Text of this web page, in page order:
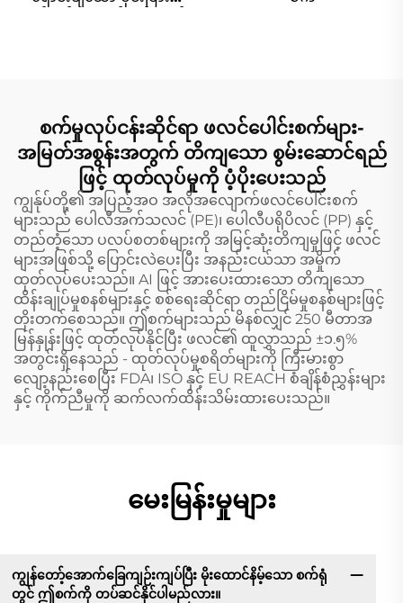
စက်မှုလုပ်ငန်းဆိုင်ရာ ဖလင်ပေါင်းစက်များ-
အမြတ်အစွန်းအတွက် တိကျသော စွမ်းဆောင်ရည်
ဖြင့် ထုတ်လုပ်မှုကို ပံ့ပိုးပေးသည်
ကျွန်ုပ်တို့၏ အပြည့်အဝ အလိုအလျောက်ဖလင်ပေါင်းစက်
များသည် ပေါလီအက်သလင် (PE)၊ ပေါလီပရိုပိလင် (PP) နှင့်
တည်တံ့သော ပလပ်စတစ်များကို အမြင့်ဆုံးတိကျမှုဖြင့် ဖလင်
များအဖြစ်သို့ ပြောင်းလဲပေးပြီး အနည်းငယ်သာ အမှိုက်
ထုတ်လုပ်ပေးသည်။ AI ဖြင့် အားပေးထားသော တိကျသော
ထိန်းချုပ်မှုစနစ်များနှင့် စစ်ရေးဆိုင်ရာ တည်ငြိမ်မှုစနစ်များဖြင့်
တိုးတက်စေသည်။ ဤစက်များသည် မိနစ်လျှင် 250 မီတာအ
မြန်နှုန်းဖြင့် ထုတ်လုပ်နိုင်ပြီး ဖလင်၏ ထူလွှာသည် ±၁.၅%
အတွင်းရှိနေသည် - ထုတ်လုပ်မှုစရိတ်များကို ကြီးမားစွာ
လျော့နည်းစေပြီး FDA၊ ISO နှင့် EU REACH စံချိန်စံညွှန်းများ
နှင့် ကိုက်ညီမှုကို ဆက်လက်ထိန်းသိမ်းထားပေးသည်။
မေးမြန်းမှုများ
ကျွန်တော့်အောက်ခြေကျဉ်းကျပ်ပြီး မိုးထောင်နိမ့်သော စက်ရုံ
တွင် ဤစက်ကို တပ်ဆင်နိုင်ပါမည်လား။